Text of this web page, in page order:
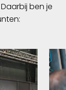
ben je